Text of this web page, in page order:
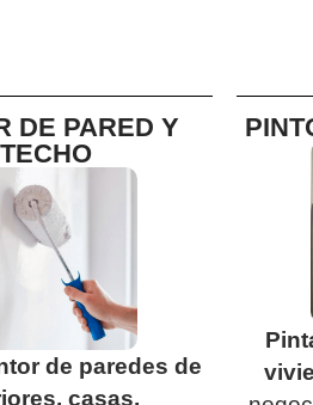
DE PARED Y
TECHO
de paredes de
casas,